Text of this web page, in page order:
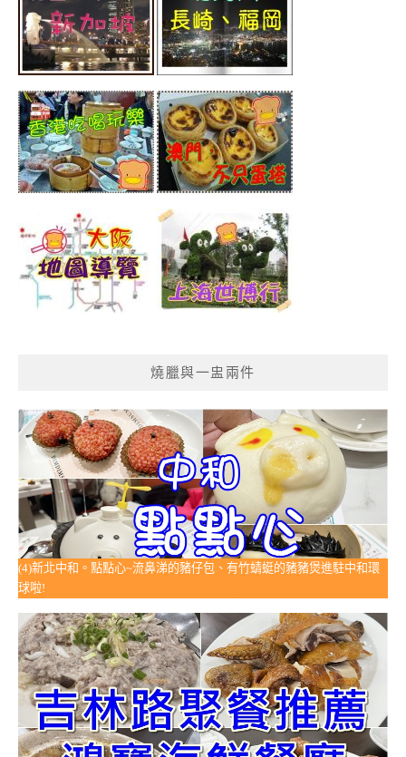
燒臘與一盅兩件
(4)新北中和。點點心~流鼻涕的豬仔包、有竹蜻蜓的豬豬煲進駐中和環
球啦!